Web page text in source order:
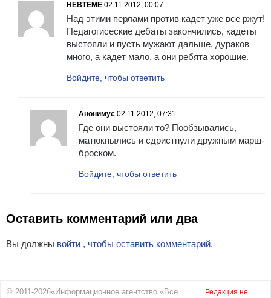
НЕВТЕМЕ 02.11.2012, 00:07
Над этими перлами против кадет уже все ржут!
Педагогисеские дебаты закончились, кадеты
выстояли и пусть мужают дальше, дураков
много, а кадет мало, а они ребята хорошие.
Войдите, чтобы ответить
Анонимус 02.11.2012, 07:31
Где они выстояли то? Пообзывались,
матюкнылись и сдристнули дружным марш-
броском.
Войдите, чтобы ответить
Оставить комментарий или два
Вы должны войти , чтобы оставить комментарий.
© 2011-2026«Информационное агентство «Все
Редакция не